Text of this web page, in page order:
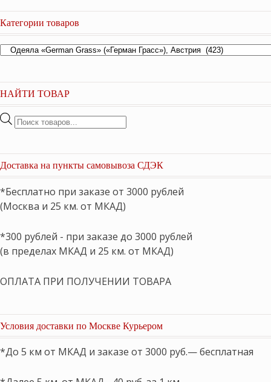
Категории товаров
НАЙТИ ТОВАР
Поиск
Доставка на пункты самовывоза СДЭК
*Бесплатно при заказе от 3000 рублей
(Москва и 25 км. от МКАД)
*300 рублей - при заказе до 3000 рублей
(в пределах МКАД и 25 км. от МКАД)
ОПЛАТА ПРИ ПОЛУЧЕНИИ ТОВАРА
Условия доставки по Москве Курьером
*До 5 км от МКАД и заказе от 3000 руб.— бесплатная